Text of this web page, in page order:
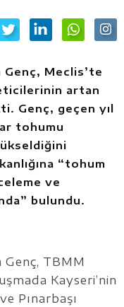
Genç, Meclis’te
artan
Genç, geçen yıl
tohumu
“tohum
ve
bulundu.
TBMM
Kayseri’nin
Pınarbaşı